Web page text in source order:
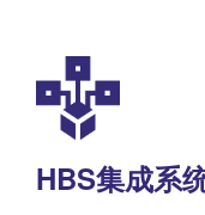
HBS集成系